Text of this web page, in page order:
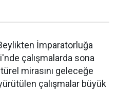
İmparatorluğa
çalışmalarda sona
mirasını geleceğe
çalışmalar büyük